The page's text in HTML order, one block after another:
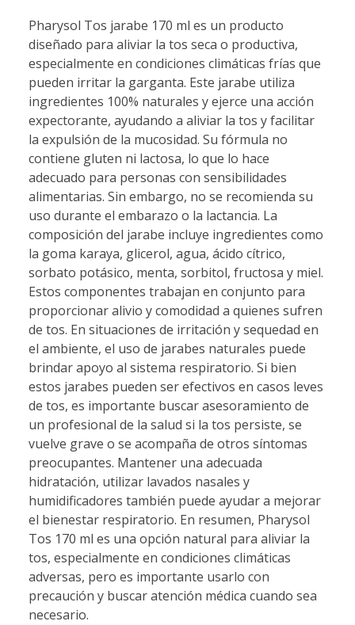
Pharysol Tos jarabe 170 ml es un producto
diseñado para aliviar la tos seca o productiva,
especialmente en condiciones climáticas frías que
pueden irritar la garganta. Este jarabe utiliza
ingredientes 100% naturales y ejerce una acción
expectorante, ayudando a aliviar la tos y facilitar
la expulsión de la mucosidad. Su fórmula no
contiene gluten ni lactosa, lo que lo hace
adecuado para personas con sensibilidades
alimentarias. Sin embargo, no se recomienda su
uso durante el embarazo o la lactancia. La
composición del jarabe incluye ingredientes como
la goma karaya, glicerol, agua, ácido cítrico,
sorbato potásico, menta, sorbitol, fructosa y miel.
Estos componentes trabajan en conjunto para
proporcionar alivio y comodidad a quienes sufren
de tos. En situaciones de irritación y sequedad en
el ambiente, el uso de jarabes naturales puede
brindar apoyo al sistema respiratorio. Si bien
estos jarabes pueden ser efectivos en casos leves
de tos, es importante buscar asesoramiento de
un profesional de la salud si la tos persiste, se
vuelve grave o se acompaña de otros síntomas
preocupantes. Mantener una adecuada
hidratación, utilizar lavados nasales y
humidificadores también puede ayudar a mejorar
el bienestar respiratorio. En resumen, Pharysol
Tos 170 ml es una opción natural para aliviar la
tos, especialmente en condiciones climáticas
adversas, pero es importante usarlo con
precaución y buscar atención médica cuando sea
necesario.